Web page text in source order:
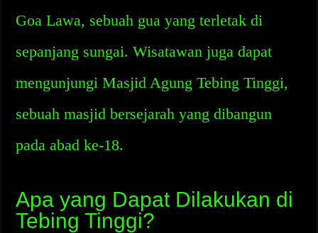
Goa Lawa, sebuah gua yang terletak di
sepanjang sungai. Wisatawan juga dapat
mengunjungi Masjid Agung Tebing Tinggi,
sebuah masjid bersejarah yang dibangun
pada abad ke-18.
Apa yang Dapat Dilakukan di
Tebing Tinggi?